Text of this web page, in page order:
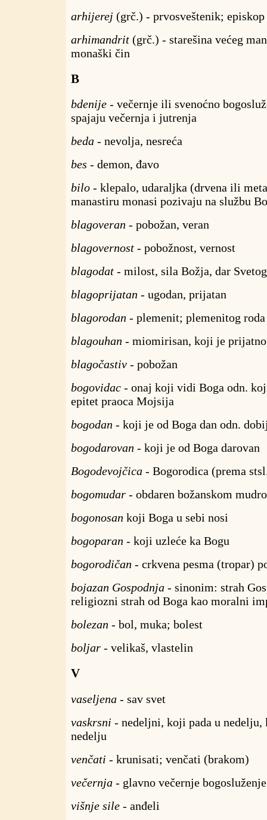
arhijerej (grč.) - prvosveštenik; episkop
arhimandrit (grč.) - starešina većeg
monaški čin
B
bdenije - večernje ili svenoćno
spajaju večernja i jutrenja
beda - nevolja, nesreća
bes - demon, đavo
bilo - klepalo, udaraljka (drvena ili
manastiru monasi pozivaju na službu
blagoveran - pobožan, veran
blagovernost - pobožnost, vernost
blagodat - milost, sila Božja, dar
blagoprijatan - ugodan, prijatan
blagorodan - plemenit; plemenitog roda
blagouhan - miomirisan, koji je
blagočastiv - pobožan
bogovidac - onaj koji vidi Boga odn.
epitet praoca Mojsija
bogodan - koji je od Boga dan odn.
bogodarovan - koji je od Boga darovan
Bogodevojčica - Bogorodica (prema
bogomudar - obdaren božanskom
bogonosan koji Boga u sebi nosi
bogoparan - koji uzleće ka Bogu
bogorodičan - crkvena pesma (tropar)
bojazan Gospodnja - sinonim: strah
religiozni strah od Boga kao moralni
bolezan - bol, muka; bolest
boljar - velikaš, vlastelin
V
vaseljena - sav svet
vaskrsni - nedeljni, koji pada u
nedelju
venčati - krunisati; venčati (brakom)
večernja - glavno večernje bogosluženje
višnje sile - anđeli